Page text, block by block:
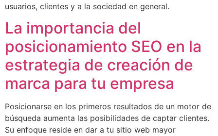
usuarios, clientes y a la sociedad en general.
La importancia del
posicionamiento SEO en la
estrategia de creación de
marca para tu empresa
Posicionarse en los primeros resultados de un motor de
búsqueda aumenta las posibilidades de captar clientes.
Su enfoque reside en dar a tu sitio web mayor